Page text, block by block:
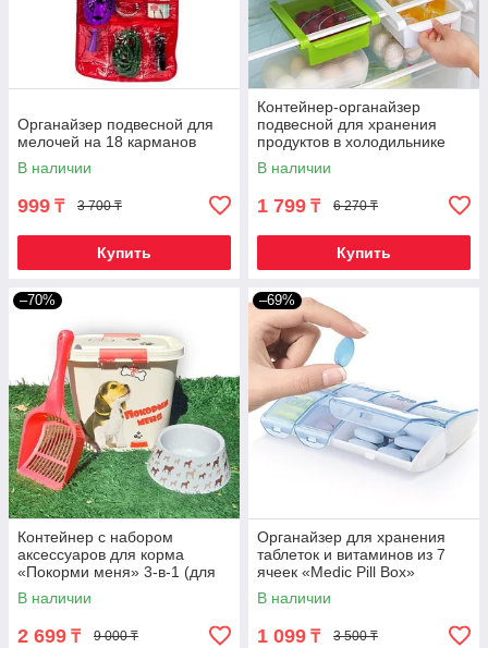
Органайзер подвесной для
мелочей на 18 карманов
В наличии
999 ₸ 3 700 ₸
Купить
Контейнер-органайзер
подвесной для хранения
продуктов в холодильнике
В наличии
1 799 ₸ 6 270 ₸
Купить
–70%
Контейнер с набором
аксессуаров для корма
«Покорми меня» 3-в-1 (для
собаки)
В наличии
2 699 ₸ 9 000 ₸
–69%
Органайзер для хранения
таблеток и витаминов из 7
ячеек «Medic Pill Box»
В наличии
1 099 ₸ 3 500 ₸